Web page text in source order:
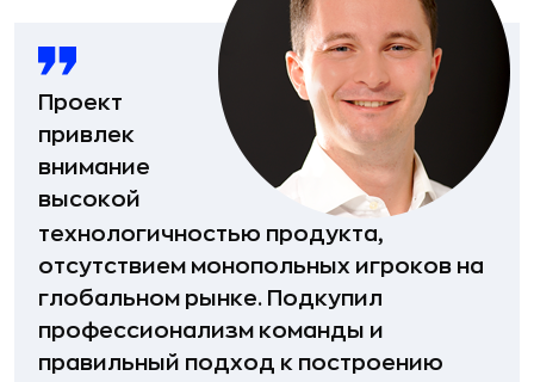
Проект
привлек
внимание
высокой
технологичностью продукта,
отсутствием монопольных игроков на
глобальном рынке. Подкупил
профессионализм команды и
правильный подход к построению